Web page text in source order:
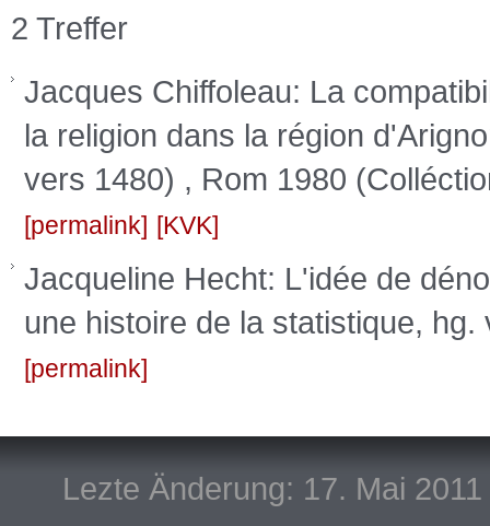
2 Treffer
Jacques Chiffoleau: La
la religion dans la région
vers 1480) , Rom 1980
permalink KVK
Jacqueline Hecht: L'idée de
une histoire de la statistique,
permalink
Lezte Änderung: 17. Mai